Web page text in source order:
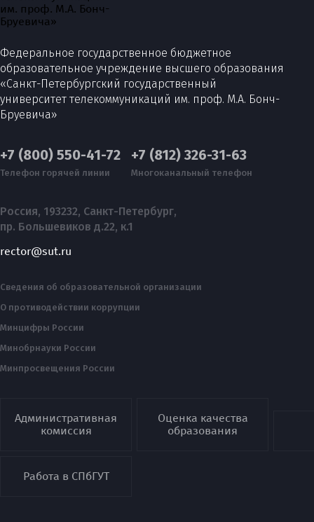
Федеральное государственное бюджетное
образовательное учреждение высшего образования
«Санкт-Петербургский государственный
университет телекоммуникаций им. проф. М.А. Бонч-
Бруевича»
+7 (800) 550-41-72
Телефон горячей линии
+7 (812) 326-31-63
Многоканальный телефон
Россия, 193232, Санкт-Петербург,
пр. Большевиков д.22, к.1
rector@sut.ru
Сведения об образовательной организации
О противодействии коррупции
Минцифры России
Минобрнауки России
Минпросвещения России
Административная
комиссия
Оценка качества
образования
Работа в СПбГУТ